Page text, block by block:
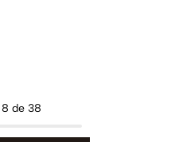
8 de 38